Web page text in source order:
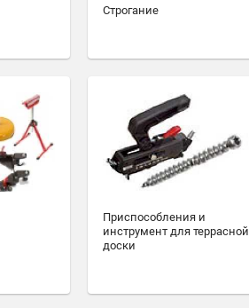
Строгание
Приспособления и
инструмент для террасной
доски